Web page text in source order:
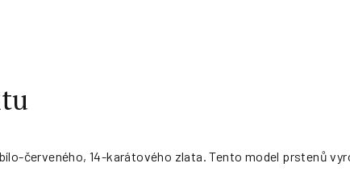
červeného, 14-karátového zlata. Tento model prstenů